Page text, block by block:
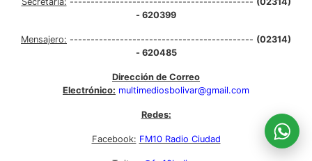
- 620399
Mensajero: -------------------------------------------- (02314)
- 620485
Dirección de Correo
Electrónico: multimediosbolivar@gmail.com
Redes:
Facebook: FM10 Radio Ciudad